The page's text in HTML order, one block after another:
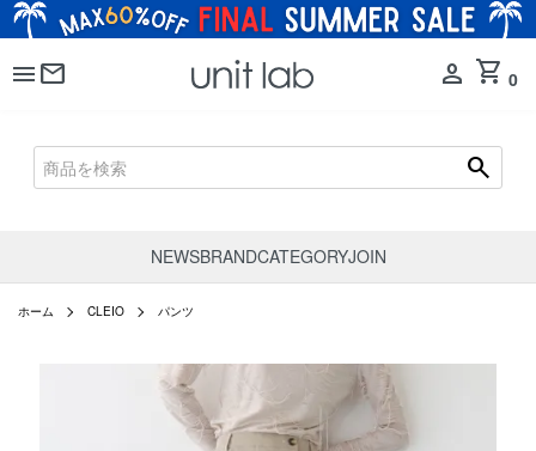
menumail person shopping_cart 0
search
NEWSBRANDCATEGORYJOIN
ホーム CLEIO パンツ